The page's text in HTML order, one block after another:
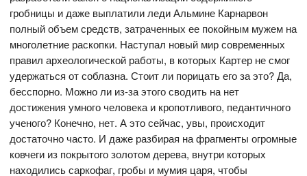
гробницы и даже выплатили леди Альмине Карнарвон
полный объем средств, затраченных ее покойным мужем на
многолетние раскопки. Наступал новый мир современных
правил археологической работы, в которых Картер не смог
удержаться от соблазна. Стоит ли порицать его за это? Да,
бесспорно. Можно ли из-за этого сводить на нет
достижения умного человека и кропотливого, педантичного
ученого? Конечно, нет. А это сейчас, увы, происходит
достаточно часто. И даже разбирая на фрагменты огромные
ковчеги из покрытого золотом дерева, внутри которых
находились саркофаг, гробы и мумия царя, чтобы